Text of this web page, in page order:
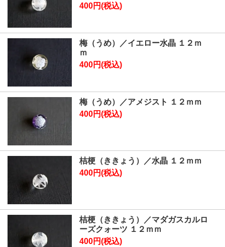
400円(税込)
梅（うめ）／イエロー水晶 １２ｍ
ｍ
400円(税込)
梅（うめ）／アメジスト １２ｍｍ
400円(税込)
桔梗（ききょう）／水晶 １２ｍｍ
400円(税込)
桔梗（ききょう）／マダガスカルロ
ーズクォーツ １２ｍｍ
400円(税込)